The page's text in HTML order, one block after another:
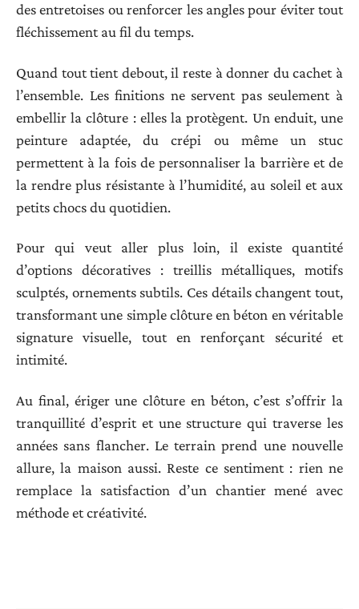
des entretoises ou renforcer les angles pour éviter tout
fléchissement au fil du temps.
Quand tout tient debout, il reste à donner du cachet à
l’ensemble. Les finitions ne servent pas seulement à
embellir la clôture : elles la protègent. Un enduit, une
peinture adaptée, du crépi ou même un stuc
permettent à la fois de personnaliser la barrière et de
la rendre plus résistante à l’humidité, au soleil et aux
petits chocs du quotidien.
Pour qui veut aller plus loin, il existe quantité
d’options décoratives : treillis métalliques, motifs
sculptés, ornements subtils. Ces détails changent tout,
transformant une simple clôture en béton en véritable
signature visuelle, tout en renforçant sécurité et
intimité.
Au final, ériger une clôture en béton, c’est s’offrir la
tranquillité d’esprit et une structure qui traverse les
années sans flancher. Le terrain prend une nouvelle
allure, la maison aussi. Reste ce sentiment : rien ne
remplace la satisfaction d’un chantier mené avec
méthode et créativité.